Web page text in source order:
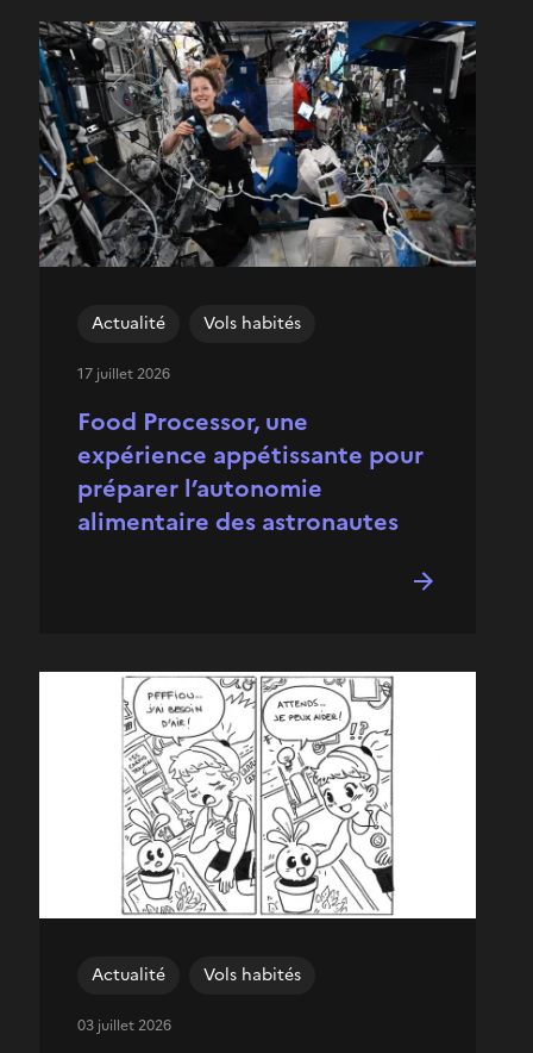
Food Processor, une
expérience appétissante pour
préparer l’autonomie
alimentaire des astronautes
Actualité Vols habités
17 juillet 2026
Actualité Vols habités
03 juillet 2026